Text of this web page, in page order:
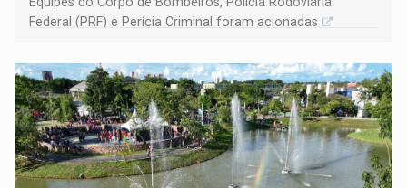
Federal (PRF) e Perícia Criminal foram acionadas